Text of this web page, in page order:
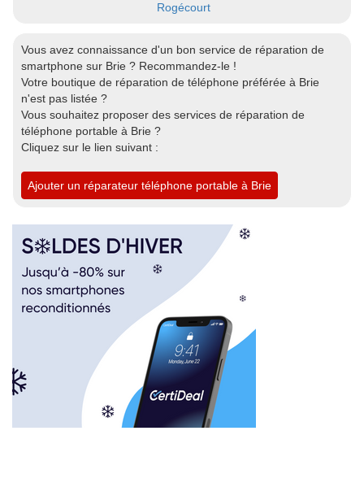
Rogécourt
Vous avez connaissance d'un bon service de réparation de
smartphone sur Brie ? Recommandez-le !
Votre boutique de réparation de téléphone préférée à Brie
n'est pas listée ?
Vous souhaitez proposer des services de réparation de
téléphone portable à Brie ?
Cliquez sur le lien suivant :
Ajouter un réparateur téléphone portable à Brie